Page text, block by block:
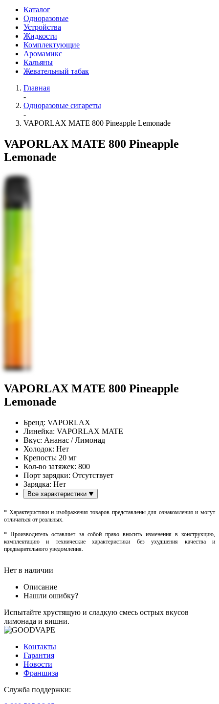
Каталог
Одноразовые
Устройства
Жидкости
Комплектующие
Аромамикс
Кальяны
Жевательный табак
Главная
-
Одноразовые сигареты
-
VAPORLAX MATE 800 Pineapple Lemonade
VAPORLAX MATE 800 Pineapple
Lemonade
VAPORLAX MATE 800 Pineapple
Lemonade
Бренд: VAPORLAX
Линейка: VAPORLAX MATE
Вкус: Ананас / Лимонад
Холодок: Нет
Крепость: 20 мг
Кол-во затяжек: 800
Порт зарядки: Отсутствует
Зарядка: Нет
Все характеристики
* Характеристики и изображения товаров представлены для ознакомления и могут
отличаться от реальных.
* Производитель оставляет за собой право вносить изменения в конструкцию,
комплектацию и технические характеристики без ухудшения качества и
предварительного уведомления.
Нет в наличии
Описание
Нашли ошибку?
Испытайте хрустящую и сладкую смесь острых вкусов
лимонада и вишни.
Контакты
Гарантия
Новости
Франшиза
Служба поддержки: